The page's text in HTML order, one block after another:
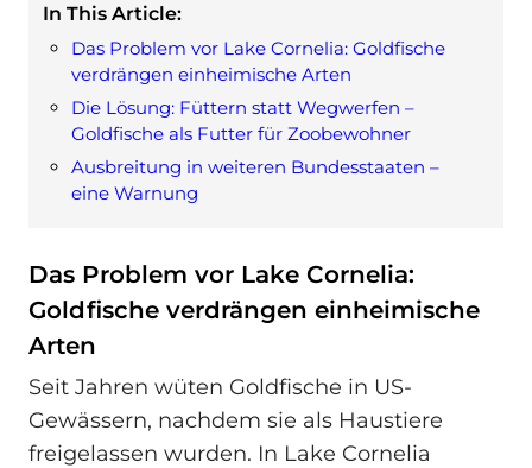
In This Article:
Das Problem vor Lake Cornelia: Goldfische
verdrängen einheimische Arten
Die Lösung: Füttern statt Wegwerfen –
Goldfische als Futter für Zoobewohner
Ausbreitung in weiteren Bundesstaaten –
eine Warnung
Das Problem vor Lake Cornelia:
Goldfische verdrängen einheimische
Arten
Seit Jahren wüten Goldfische in US-
Gewässern, nachdem sie als Haustiere
freigelassen wurden. In Lake Cornelia